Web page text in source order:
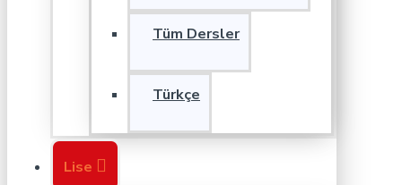
Tüm Dersler
Türkçe
Lise